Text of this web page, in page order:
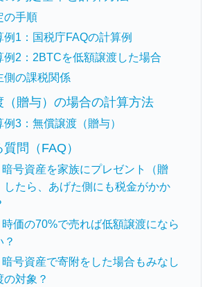
の手順
例1：国税庁FAQの計算例
例2：2BTCを低額譲渡した場合
側の課税関係
（贈与）の場合の計算方法
例3：無償譲渡（贈与）
問（FAQ）
暗号資産を家族にプレゼント（贈
したら、あげた側にも税金がかか
時価の70%で売れば低額譲渡になら
？
暗号資産で寄附をした場合もみなし
の対象？